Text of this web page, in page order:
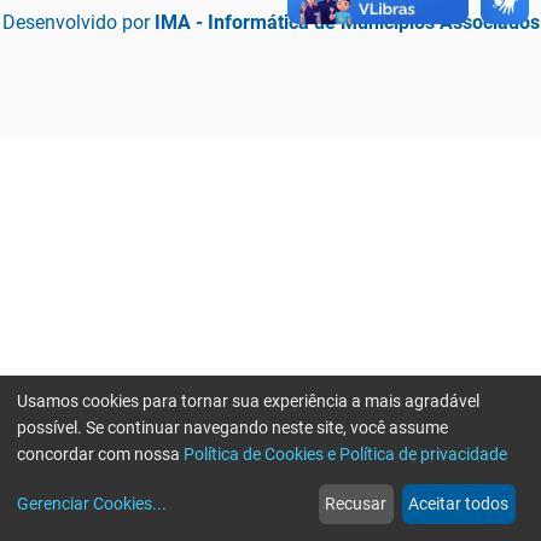
Desenvolvido por IMA - Informática de Municípios Associados
web
Notícias
more_horiz
Mais
Usamos cookies para tornar sua experiência a mais agradável
possível. Se continuar navegando neste site, você assume
concordar com nossa Política de Cookies e Política de privacidade
Gerenciar Cookies... Recusar Aceitar todos
Erro ao enviar informações, por favor tente novamente